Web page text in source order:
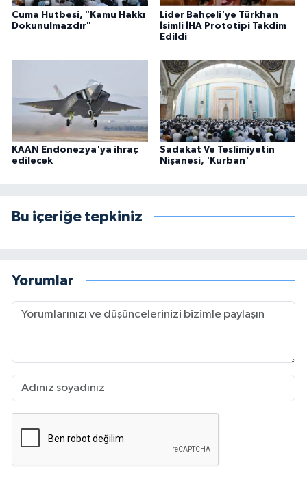
Cuma Hutbesi, "Kamu Hakkı
Dokunulmazdır"
Lider Bahçeli'ye Türkhan
İsimli İHA Prototipi Takdim
Edildi
KAAN Endonezya'ya ihraç
edilecek
Sadakat Ve Teslimiyetin
Nişanesi, 'Kurban'
Bu içeriğe tepkiniz
Yorumlar